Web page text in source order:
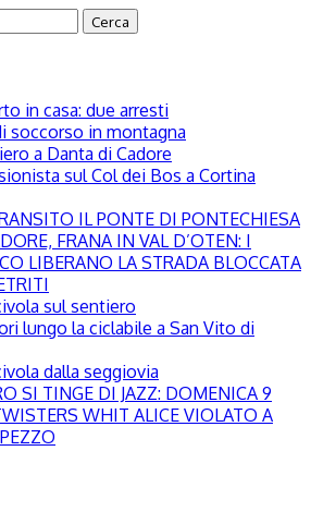
in casa: due arresti
soccorso in montagna
a Danta di Cadore
sul Col dei Bos a Cortina
IL PONTE DI PONTECHIESA
FRANA IN VAL D’OTEN: I
LIBERANO LA STRADA BLOCCATA
sul sentiero
lungo la ciclabile a San Vito di
dalla seggiovia
SI TINGE DI JAZZ: DOMENICA 9
WHIT ALICE VIOLATO A